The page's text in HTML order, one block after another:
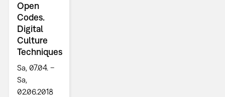
Open
Codes.
Digital
Culture
Techniques
Sa, 07.04. –
Sa,
02.06.2018